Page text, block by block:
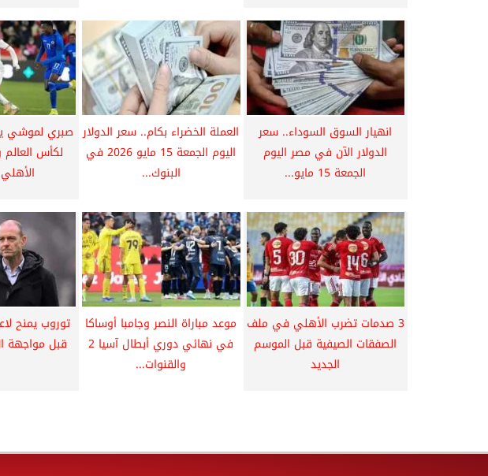
انهيار السوق السوداء.. سعر
الدولار الآن في مصر اليوم
الجمعة 15 مايو...
العملة الخضراء بكام.. سعر الدولار
اليوم الجمعة 15 مايو 2026 في
البنوك...
صبري لموشي
لكأس
3 صدمات تضرب الأهلي في ملف
الصفقات الصيفية قبل الموسم
الجديد
موعد مباراة النصر وجامبا أوساكا
في نهائي دوري أبطال آسيا 2
والقنوات...
توروب يمنح
قبل مواجهة